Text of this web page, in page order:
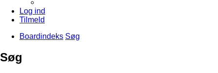
Log ind
Tilmeld
Boardindeks Søg
Søg